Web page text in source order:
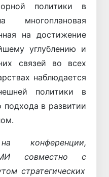
политики в
многоплановая
на достижение
углублению и
связей во всех
наблюдается
политики в
подхода в развитии
конференции,
совместно с
стратегических